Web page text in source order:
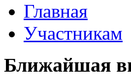
Главная
Участникам
Ближайшая